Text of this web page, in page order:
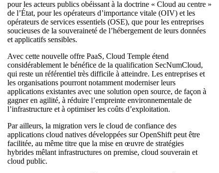
pour les acteurs publics obéissant à la doctrine « Cloud au centre »
de l’État, pour les opérateurs d’importance vitale (OIV) et les
opérateurs de services essentiels (OSE), que pour les entreprises
soucieuses de la souveraineté de l’hébergement de leurs données
et applicatifs sensibles.
Avec cette nouvelle offre PaaS, Cloud Temple étend
considérablement le bénéfice de la qualification SecNumCloud,
qui reste un référentiel très difficile à atteindre. Les entreprises et
les organisations pourront notamment moderniser leurs
applications existantes avec une solution open source, de façon à
gagner en agilité, à réduire l’empreinte environnementale de
l’infrastructure et à optimiser les coûts d’exploitation.
Par ailleurs, la migration vers le cloud de confiance des
applications cloud natives développées sur OpenShift peut être
facilitée, au même titre que la mise en œuvre de stratégies
hybrides mêlant infrastructures on premise, cloud souverain et
cloud public.